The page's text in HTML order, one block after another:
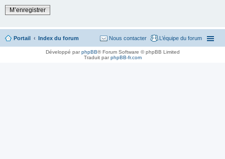
M’enregistrer
Portail Index du forum L’équipe du forum
Nous contacter
Développé parphpBB® Forum Software © phpBB Limited
Traduit parphpBB-fr.com